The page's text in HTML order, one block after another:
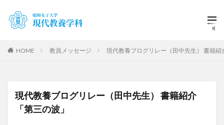
HOME 教員メッセージ 現代教養ブログリレー（田中先生） 書籍紹
現代教養ブログリレー（田中先生） 書籍紹介
「第三の波」